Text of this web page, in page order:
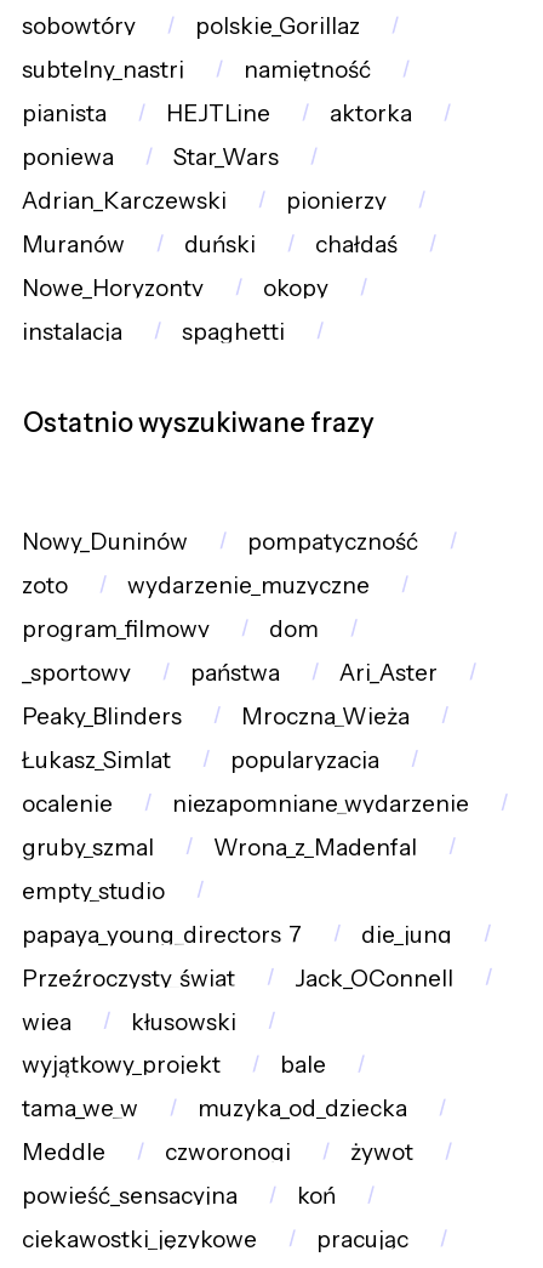
sobowtóry
polskie_Gorillaz
subtelny_nastrj
namiętność
pianista
HEJTLine
aktorka
poniewa
Star_Wars
Adrian_Karczewski
pionierzy
Muranów
duński
chałdaś
Nowe_Horyzonty
okopy
instalacja
spaghetti
Ostatnio wyszukiwane frazy
Nowy_Duninów
pompatyczność
zoto
wydarzenie_muzyczne
program_filmowy
dom
_sportowy
państwa
Ari_Aster
Peaky_Blinders
Mroczna_Wieża
Łukasz_Simlat
popularyzacja
ocalenie
niezapomniane_wydarzenie
gruby_szmal
Wrona_z_Madenfal
empty_studio
papaya_young_directors_7
die_jung
Przeźroczysty_świat
Jack_OConnell
wiea
kłusowski
wyjątkowy_projekt
bale
tama_we_w
muzyka_od_dziecka
Meddle
czworonogi
żywot
powieść_sensacyjna
koń
ciekawostki_językowe
pracując